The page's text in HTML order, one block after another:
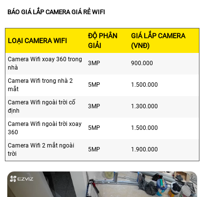
BÁO GIÁ LẮP CAMERA GIÁ RẺ WIFI
LOẠI CAMERA WIFI
ĐỘ PHÂN
GIẢI
GIÁ LẮP CAMERA
(VNĐ)
Camera Wifi xoay 360 trong
nhà
3MP 900.000
Camera Wifi trong nhà 2
mắt
5MP 1.500.000
Camera Wifi ngoài trời cố
định
3MP 1.300.000
Camera Wifi ngoài trời xoay
360
5MP 1.500.000
Camera Wifi 2 mắt ngoài
trời
5MP 1.900.000